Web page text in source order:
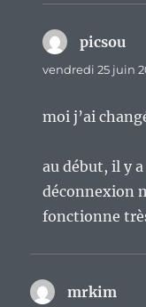
picsou
vendredi 25 juin
moi j’ai
au début, il y
déconnexion
fonctionne
mrkim